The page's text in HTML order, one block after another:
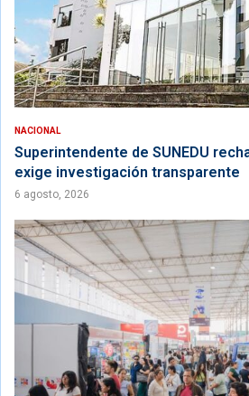
NACIONAL
Superintendente de SUNEDU
exige investigación transparente
6 agosto, 2026